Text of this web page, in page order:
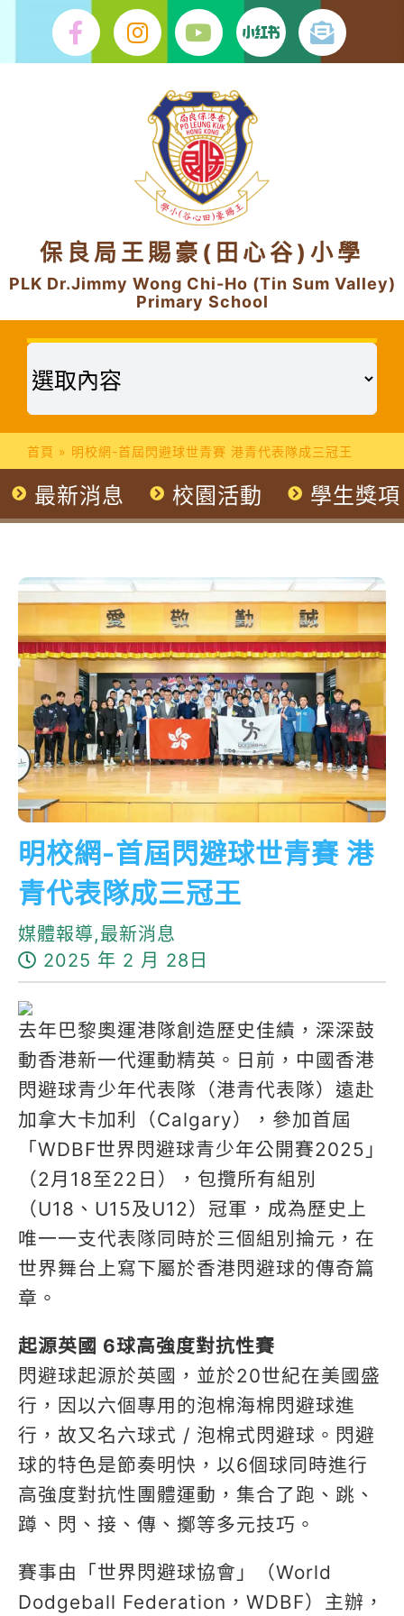
content
保良局王賜豪(田心谷)小學
PLK Dr.Jimmy Wong Chi-Ho (Tin Sum Valley)
Primary School
首頁 » 明校網-首屆閃避球世青賽 港青代表隊成三冠王
最新消息 校園活動 學生獎項
明校網-首屆閃避球世青賽 港
青代表隊成三冠王
媒體報導,最新消息
2025 年 2 月 28日
去年巴黎奧運港隊創造歷史佳績，深深鼓
動香港新一代運動精英。日前，中國香港
閃避球青少年代表隊（港青代表隊）遠赴
加拿大卡加利（Calgary），參加首屆
「WDBF世界閃避球青少年公開賽2025」
（2月18至22日），包攬所有組別
（U18、U15及U12）冠軍，成為歷史上
唯一一支代表隊同時於三個組別掄元，在
世界舞台上寫下屬於香港閃避球的傳奇篇
章。
起源英國 6球高強度對抗性賽
閃避球起源於英國，並於20世紀在美國盛
行，因以六個專用的泡棉海棉閃避球進
行，故又名六球式 / 泡棉式閃避球。閃避
球的特色是節奏明快，以6個球同時進行
高強度對抗性團體運動，集合了跑、跳、
蹲、閃、接、傳、擲等多元技巧。
賽事由「世界閃避球協會」（World
Dodgeball Federation，WDBF）主辦，